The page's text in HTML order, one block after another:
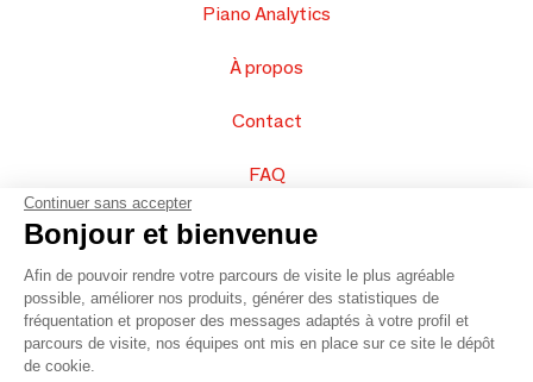
Piano Analytics
À propos
Contact
FAQ
Vendez vos produits
Plan du site
Continuer sans accepter
Bonjour et bienvenue
Afin de pouvoir rendre votre parcours de visite le plus agréable
possible, améliorer nos produits, générer des statistiques de
fréquentation et proposer des messages adaptés à votre profil et
parcours de visite, nos équipes ont mis en place sur ce site le dépôt
de cookie.